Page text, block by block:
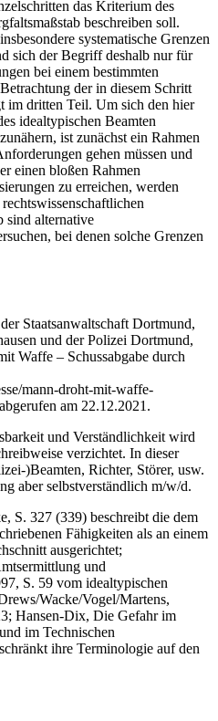
das Kriterium des
beschreiben soll.
systematische Grenzen
sich der Begriff deshalb nur für
bei einem bestimmten
der in diesem Schritt
im dritten Teil. Um sich den hier
idealtypischen Beamten
ist zunächst ein Rahmen
gehen müssen und
einen bloßen Rahmen
zu erreichen, werden
sind alternative
bei denen solche Grenzen
Staatsanwaltschaft Dortmund,
und der Polizei Dortmund,
Waffe – Schussabgabe durch
mann-droht-mit-waffe-
am 22.12.2021.
und Verständlichkeit wird
verzichtet. In dieser
)Beamten, Richter, Störer, usw.
aber selbstverständlich m/w/d.
S. 327 (339) beschreibt die dem
Fähigkeiten als an einem
ausgerichtet;
und
S. 59 vom idealtypischen
Wacke/Vogel/Martens,
Hansen-Dix, Die Gefahr im
im Technischen
ihre Terminologie auf den